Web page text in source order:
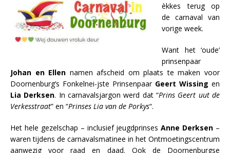
èkkes terug op
de carnaval van
vorige week.
Want het ‘oude’
prinsenpaar
Johan en Ellen namen afscheid om plaats te maken voor
Doornenburg’s Fonkelnei-jste Prinsenpaar Geert Wissing en
Lia Derksen. In carnavalsjargon werd dat “Prins Geert uut de
Verkesstraat” en “Prinses Lia van de Porkys“.
Het hele gezelschap – inclusief jeugdprinsesAnne Derksen –
waren tijdens de carnavalsmatinee in het Ontmoetingscentrum
aanwezig voor raad en daad. Ook de Doornenburgse